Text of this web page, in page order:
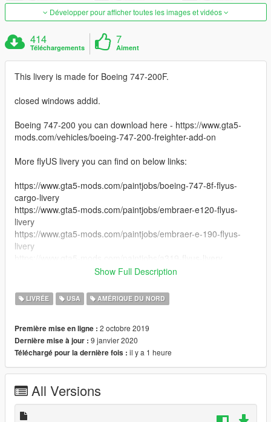
Développer pour afficher toutes les images et vidéos
414
Téléchargements
7
Aiment
This livery is made for Boeing 747-200F.
closed windows addid.
Boeing 747-200 you can download here - https://www.gta5-
mods.com/vehicles/boeing-747-200-freighter-add-on
More flyUS livery you can find on below links:
https://www.gta5-mods.com/paintjobs/boeing-747-8f-flyus-
cargo-livery
https://www.gta5-mods.com/paintjobs/embraer-e120-flyus-
livery
https://www.gta5-mods.com/paintjobs/embraer-e-190-flyus-
livery
https://www.gta5-mods.com/paintjobs/boeing-737-800-flyus-
https://www.gta5-mods.com/paintjobs/flyus-livery-for-boeing-
777-300er
Show Full Description
LIVRÉE USA AMÉRIQUE DU NORD
Première mise en ligne : 2 octobre 2019
Dernière mise à jour : 9 janvier 2020
Téléchargé pour la dernière fois : il y a 1 heure
All Versions